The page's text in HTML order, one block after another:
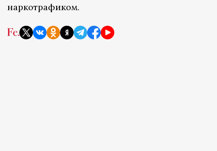
наркотрафиком.